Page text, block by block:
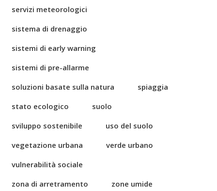
servizi meteorologici
sistema di drenaggio
sistemi di early warning
sistemi di pre-allarme
soluzioni basate sulla natura
spiaggia
stato ecologico
suolo
sviluppo sostenibile
uso del suolo
vegetazione urbana
verde urbano
vulnerabilità sociale
zona di arretramento
zone umide